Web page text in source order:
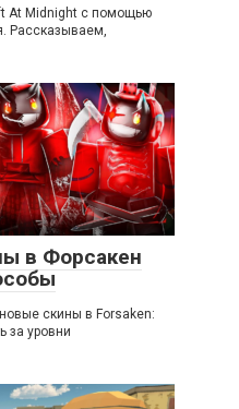
At Midnight с помощью
Рассказываем,
в Форсакен
скины в Forsaken:
за уровни